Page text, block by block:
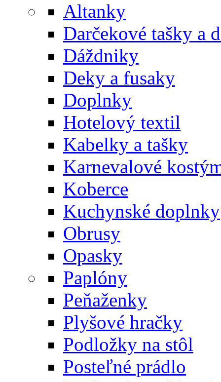
Altanky
Darčekové tašky a
Dáždniky
Deky a fusaky
Doplnky
Hotelový textil
Kabelky a tašky
Karnevalové
Koberce
Kuchynské doplnky
Obrusy
Opasky
Paplóny
Peňaženky
Plyšové hračky
Podložky na stôl
Posteľné prádlo